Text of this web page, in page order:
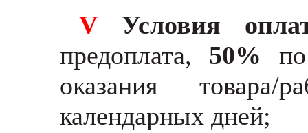
V
Условия
предоплата, 50%
оказания
календарных дней;